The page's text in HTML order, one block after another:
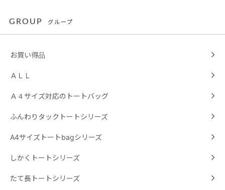
GROUP グループ
お買い得品
ＡＬＬ
Ａ４サイズ対応のトートバッグ
ふんわりタックトートシリーズ
A4サイズトートbagシリーズ
しかくトートシリーズ
たて長トートシリーズ